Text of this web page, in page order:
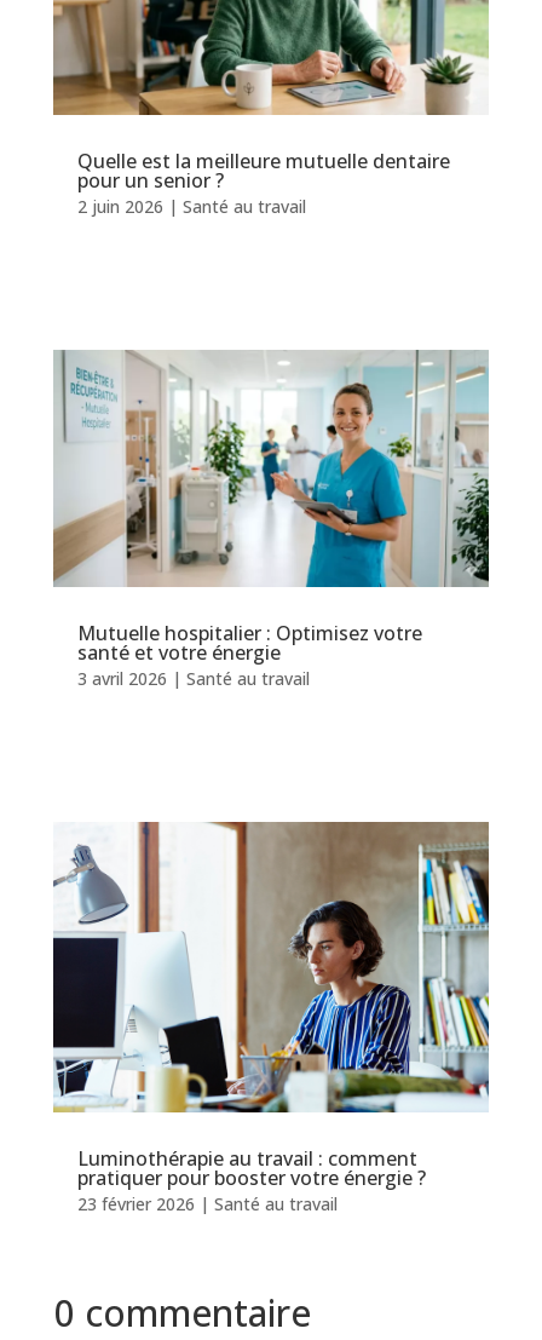
Quelle est la meilleure mutuelle dentaire
pour un senior ?
2 juin 2026 | Santé au travail
Mutuelle hospitalier : Optimisez votre
santé et votre énergie
3 avril 2026 | Santé au travail
Luminothérapie au travail : comment
pratiquer pour booster votre énergie ?
23 février 2026 | Santé au travail
0 commentaire